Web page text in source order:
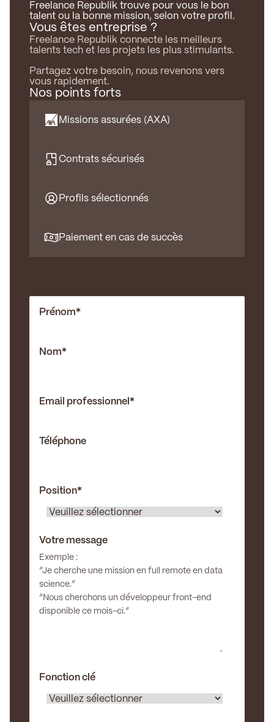
Freelance Republik trouve pour vous le bon
talent ou la bonne mission, selon votre profil.
Vous êtes entreprise ?
Freelance Republik connecte les meilleurs
talents tech et les projets les plus stimulants.
Partagez votre besoin, nous revenons vers
vous rapidement.
Nos points forts
Missions assurées (AXA)
Contrats sécurisés
Profils sélectionnés
Paiement en cas de succès
Prénom*
Nom*
Email professionnel *
Téléphone
Position*
Votre message
Exemple :
“Je cherche une mission en full remote en data
science.”
“Nous cherchons un développeur front-end
disponible ce mois-ci.”
Fonction clé